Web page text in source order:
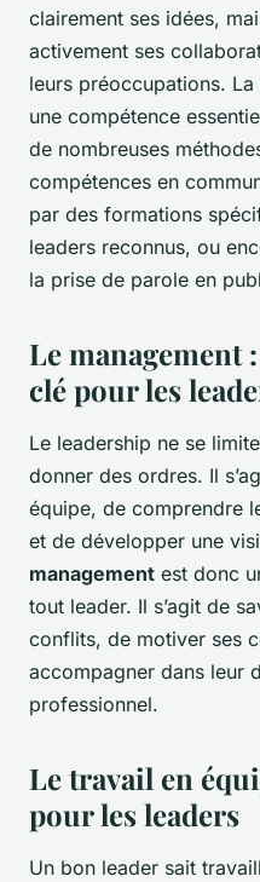
clairement ses idées,
activement ses
leurs préoccupations. La
une compétence
de nombreuses
compétences en
par des formations
leaders reconnus, ou
la prise de parole en
Le management
clé pour les
Le leadership ne se
donner des ordres. Il
équipe, de comprendre
et de développer une
management est donc
tout leader. Il s’agit de
conflits, de motiver ses
accompagner dans leur
professionnel.
Le travail en
pour les leaders
Un bon leader sait